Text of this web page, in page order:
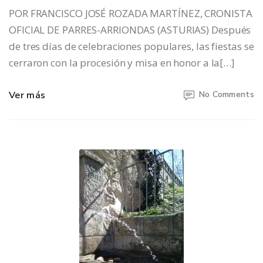
POR FRANCISCO JOSÉ ROZADA MARTÍNEZ, CRONISTA
OFICIAL DE PARRES-ARRIONDAS (ASTURIAS) Después
de tres días de celebraciones populares, las fiestas se
cerraron con la procesión y misa en honor a la[…]
Ver más No Comments